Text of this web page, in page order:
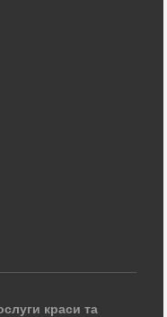
краси та